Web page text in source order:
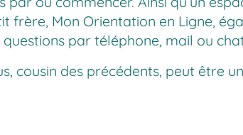
frère, Mon Orientation en Ligne,
par téléphone, mail ou
, cousin des précédents, peut être